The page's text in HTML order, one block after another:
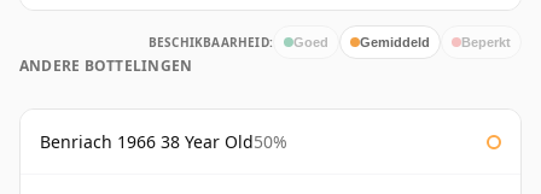
BESCHIKBAARHEID: Goed Gemiddeld Beperkt
ANDERE BOTTELINGEN
Benriach 1966 38 Year Old50%